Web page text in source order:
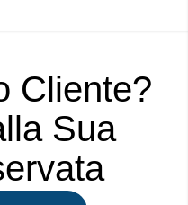
Cliente?
Sua